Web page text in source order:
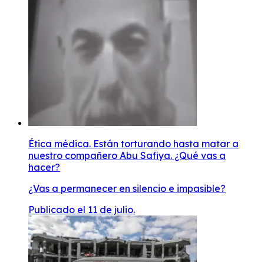
Ética médica. Están torturando hasta matar a
nuestro compañero Abu Safiya. ¿Qué vas a
hacer?
¿Vas a permanecer en silencio e impasible?
Publicado el 11 de julio.